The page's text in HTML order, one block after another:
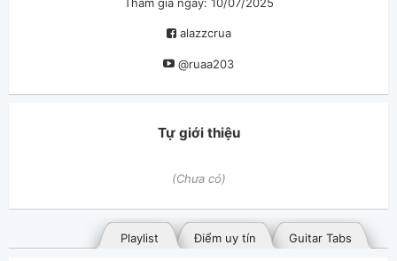
alazzcrua
@ruaa203
Tự giới thiệu
(Chưa có)
Guitar Tabs
Điểm uy tín
Playlist